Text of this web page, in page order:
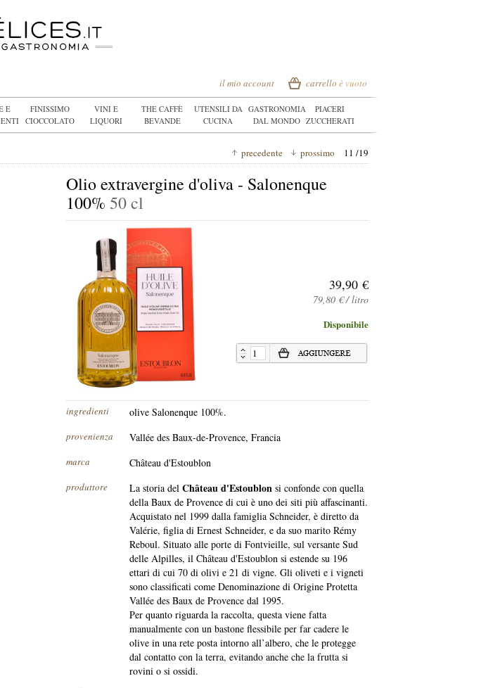
carrello è vuoto
il mio account
E
FINISSIMO
CIOCCOLATO
VINI E
LIQUORI
THE CAFFÈ
BEVANDE
UTENSILI DA
CUCINA
GASTRONOMIA
DAL MONDO
PIACERI
ZUCCHERATI
precedente prossimo 11 /19
Olio extravergine d'oliva - Salonenque
100% 50 cl
39,90 €
79,80 € / litro
Disponibile
ingredienti olive Salonenque 100%.
provenienza Vallée des Baux-de-Provence, Francia
marca Château d'Estoublon
produttore La storia del Château d'Estoublon si confonde con quella
della Baux de Provence di cui è uno dei siti più affascinanti.
Acquistato nel 1999 dalla famiglia Schneider, è diretto da
Valérie, figlia di Ernest Schneider, e da suo marito Rémy
Reboul. Situato alle porte di Fontvieille, sul versante Sud
delle Alpilles, il Château d'Estoublon si estende su 196
ettari di cui 70 di olivi e 21 di vigne. Gli oliveti e i vigneti
sono classificati come Denominazione di Origine Protetta
Vallée des Baux de Provence dal 1995.
Per quanto riguarda la raccolta, questa viene fatta
manualmente con un bastone flessibile per far cadere le
olive in una rete posta intorno all’albero, che le protegge
dal contatto con la terra, evitando anche che la frutta si
rovini o si ossidi.